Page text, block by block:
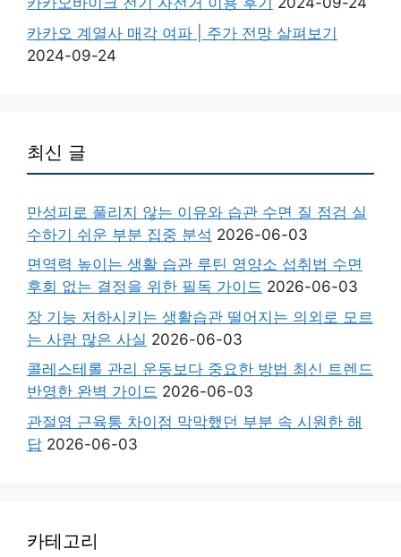
카카오 계열사 매각 여파 | 주가 전망 살펴보기
2024-09-24
최신 글
만성피로 풀리지 않는 이유와 습관 수면 질 점검 실
수하기 쉬운 부분 집중 분석 2026-06-03
면역력 높이는 생활 습관 루틴 영양소 섭취법 수면
후회 없는 결정을 위한 필독 가이드 2026-06-03
장 기능 저하시키는 생활습관 떨어지는 의외로 모르
는 사람 많은 사실 2026-06-03
콜레스테롤 관리 운동보다 중요한 방법 최신 트렌드
반영한 완벽 가이드 2026-06-03
관절염 근육통 차이점 막막했던 부분 속 시원한 해
답 2026-06-03
카테고리